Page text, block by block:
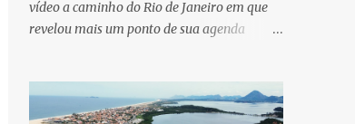
vídeo a caminho do Rio de Janeiro em que
revelou mais um ponto de sua agenda
pessoal, para tratar da possibilidade de
construir no município uma base e centro de